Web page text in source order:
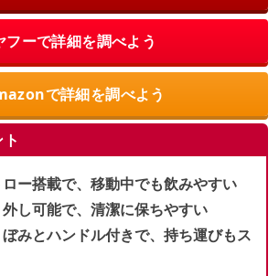
フーで詳細を調べよう
で詳細を調べよう
ー搭載で、移動中でも飲みやすい
し可能で、清潔に保ちやすい
みとハンドル付きで、持ち運びもス